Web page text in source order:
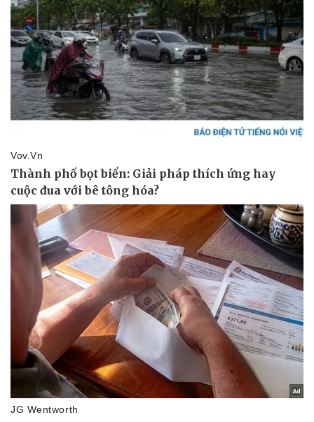
Thể thao
Bóng đá
Lịch thi đấu bóng đá
Thế giới thể thao
eSports
Hậu trường
Ô tô - Xe máy
Ô tô
Xe máy
Tư vấn